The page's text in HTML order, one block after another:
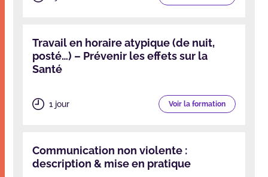
Travail en horaire atypique (de nuit,
posté…) – Prévenir les effets sur la
Santé
1 jour Voir la formation
Communication non violente :
description & mise en pratique